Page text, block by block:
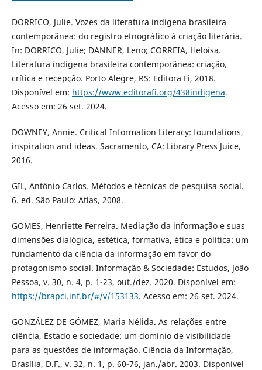
DORRICO, Julie. Vozes da literatura indígena brasileira
contemporânea: do registro etnográfico à criação literária.
In: DORRICO, Julie; DANNER, Leno; CORREIA, Heloisa.
Literatura indígena brasileira contemporânea: criação,
crítica e recepção. Porto Alegre, RS: Editora Fi, 2018.
Disponível em: https://www.editorafi.org/438indigena.
Acesso em: 26 set. 2024.
DOWNEY, Annie. Critical Information Literacy: foundations,
inspiration and ideas. Sacramento, CA: Library Press Juice,
2016.
GIL, Antônio Carlos. Métodos e técnicas de pesquisa social.
6. ed. São Paulo: Atlas, 2008.
GOMES, Henriette Ferreira. Mediação da informação e suas
dimensões dialógica, estética, formativa, ética e política: um
fundamento da ciência da informação em favor do
protagonismo social. Informação & Sociedade: Estudos, João
Pessoa, v. 30, n. 4, p. 1-23, out./dez. 2020. Disponível em:
https://brapci.inf.br/#/v/153133. Acesso em: 26 set. 2024.
GONZÁLEZ DE GÓMEZ, Maria Nélida. As relações entre
ciência, Estado e sociedade: um domínio de visibilidade
para as questões de informação. Ciência da Informação,
Brasília, D.F., v. 32, n. 1, p. 60-76, jan./abr. 2003. Disponível